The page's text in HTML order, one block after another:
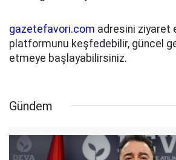
gazetefavori.com adresini ziyaret
platformunu keşfedebilir, güncel
etmeye başlayabilirsiniz.
Gündem